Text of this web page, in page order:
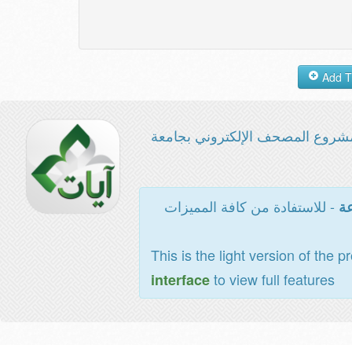
المصحف الإلكتروني بجامعة
- للاستفادة من كافة المميزات
This is the light version of the
interfaceto view full features